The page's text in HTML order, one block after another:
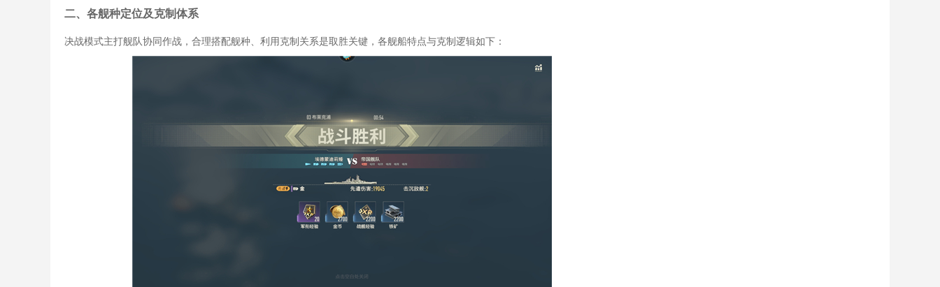
二、各舰种定位及克制体系
决战模式主打舰队协同作战，合理搭配舰种、利用克制关系是取胜关键，各舰船特点与克制逻辑如下：